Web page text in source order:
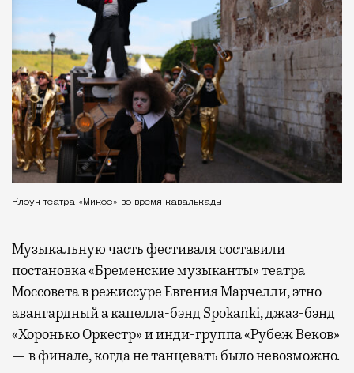
Клоун театра «Микос» во время кавалькады
Музыкальную часть фестиваля составили
постановка «Бременские музыканты» театра
Моссовета в режиссуре Евгения Марчелли, этно-
авангардный а капелла-бэнд Spokanki, джаз-бэнд
«Хоронько Оркестр» и инди-группа «Рубеж Веков»
— в финале, когда не танцевать было невозможно.